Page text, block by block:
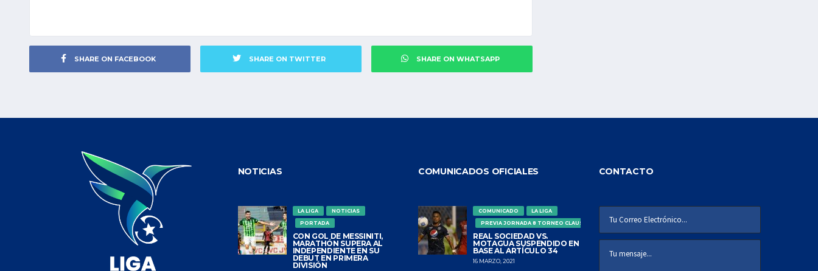
SHARE ON FACEBOOK SHARE ON TWITTER SHARE ON WHATSAPP
NOTICIAS
LA LIGA
NOTICIAS
PORTADA
CON GOL DE MESSINITI,
MARATHÓN SUPERA AL
INDEPENDIENTE EN SU
DEBUT EN PRIMERA
DIVISIÓN
COMUNICADOS OFICIALES
COMUNICADO
LA LIGA
PREVIA JORNADA 8 TORNEO CLAUSURA
REAL SOCIEDAD VS.
MOTAGUA SUSPENDIDO EN
BASE AL ARTÍCULO 34
16 MARZO, 2021
CONTACTO